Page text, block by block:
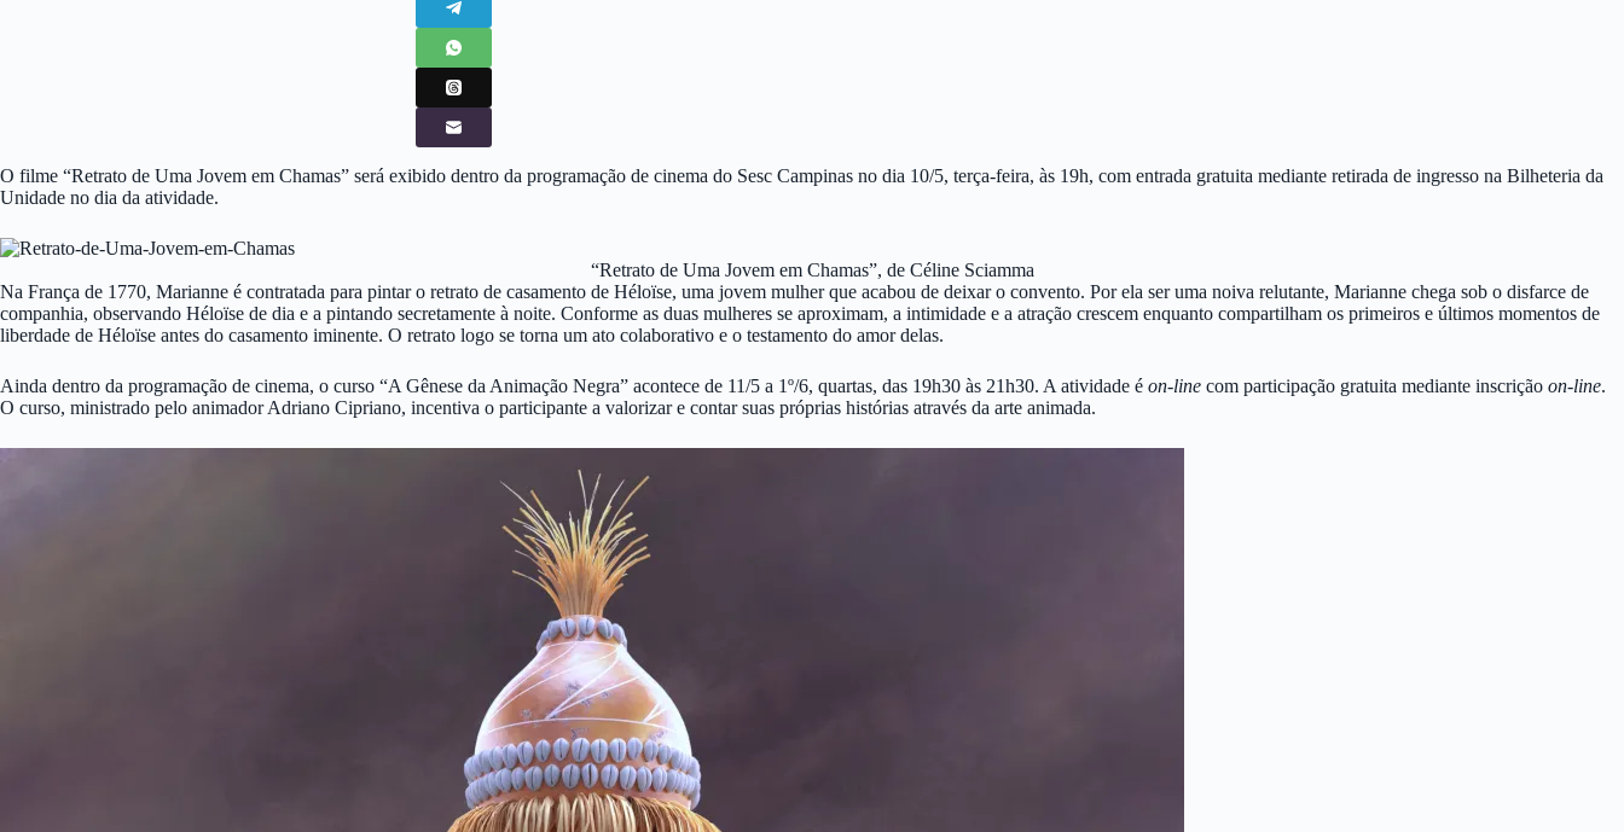
O filme “Retrato de Uma Jovem em Chamas” será exibido dentro da programação de cinema do Sesc Campinas no dia 10/5, terça-feira, às 19h, com entrada gratuita mediante retirada de ingresso na Bilheteria da
Unidade no dia da atividade.
“Retrato de Uma Jovem em Chamas”, de Céline Sciamma
Na França de 1770, Marianne é contratada para pintar o retrato de casamento de Héloïse, uma jovem mulher que acabou de deixar o convento. Por ela ser uma noiva relutante, Marianne chega sob o disfarce de
companhia, observando Héloïse de dia e a pintando secretamente à noite. Conforme as duas mulheres se aproximam, a intimidade e a atração crescem enquanto compartilham os primeiros e últimos momentos de
liberdade de Héloïse antes do casamento iminente. O retrato logo se torna um ato colaborativo e o testamento do amor delas.
Ainda dentro da programação de cinema, o curso “A Gênese da Animação Negra” acontece de 11/5 a 1º/6, quartas, das 19h30 às 21h30. A atividade é on-line com participação gratuita mediante inscrição on-line.
O curso, ministrado pelo animador Adriano Cipriano, incentiva o participante a valorizar e contar suas próprias histórias através da arte animada.